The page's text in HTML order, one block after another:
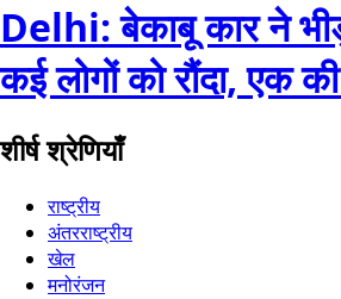
Delhi: बेकाबू कार ने
कई लोगों को रौंदा, एक
शीर्ष श्रेणियाँ
राष्ट्रीय
अंतरराष्ट्रीय
खेल
मनोरंजन